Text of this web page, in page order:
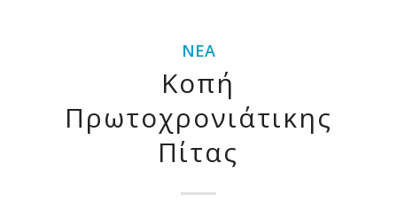
ΝΈΑ
Κοπή
Πρωτοχρονιάτικης
Πίτας